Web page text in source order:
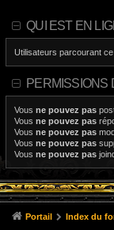
QUI EST EN
Utilisateurs parcourant
PERMISSIONS
Vous ne pouvez pas
Vous ne pouvez pas
Vous ne pouvez pas
Vous ne pouvez pas
Vous ne pouvez pas
Portail Index du